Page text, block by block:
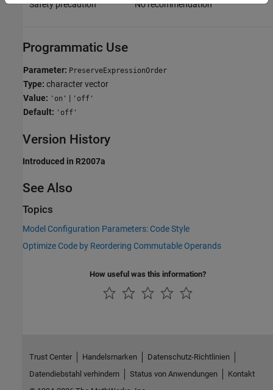
Safety precaution
No recommendation
Programmatic Use
Parameter: PreserveExpressionOrder
Type: character vector
Value: 'on' | 'off'
Default: 'off'
Version History
Introduced in R2007a
See Also
Topics
Model Configuration Parameters: Code Style
Optimize Code by Reordering Commutable Operands
How useful was this information?
Trust Center Handelsmarken
Datenschutz-Richtlinien
Datendiebstahl verhindern
Status von Anwendungen
Kontakt